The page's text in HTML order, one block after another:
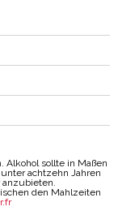
Alkohol sollte in Maßen
achtzehn Jahren
anzubieten.
den Mahlzeiten